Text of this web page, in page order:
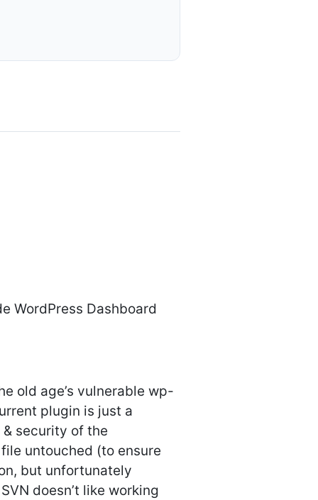
WordPress Dashboard
old age’s vulnerable wp-
plugin is just a
security of the
untouched (to ensure
but unfortunately
doesn’t like working